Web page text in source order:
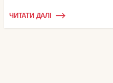
ЧИТАТИ ДАЛІ